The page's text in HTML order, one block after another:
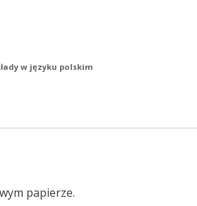
w języku polskim
papierze.